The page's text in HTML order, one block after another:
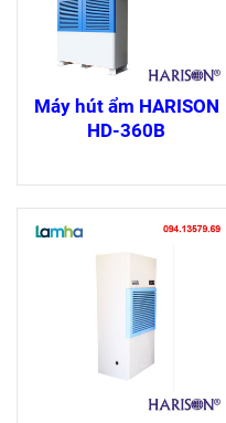
Máy hút ẩm HARISON
HD-360B